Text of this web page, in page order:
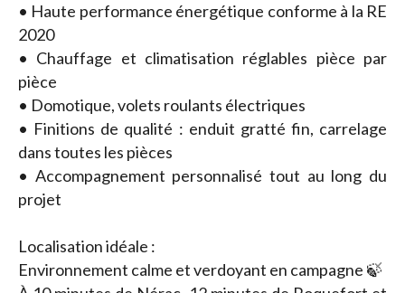
• Haute performance énergétique conforme à la RE
2020
• Chauffage et climatisation réglables pièce par
pièce
• Domotique, volets roulants électriques
• Finitions de qualité : enduit gratté fin, carrelage
dans toutes les pièces
• Accompagnement personnalisé tout au long du
projet
Localisation idéale :
Environnement calme et verdoyant en campagne 🍃